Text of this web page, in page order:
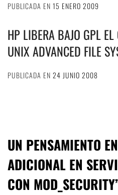
PUBLICADA EN 15 ENERO 2009
HP LIBERA BAJO GPL
UNIX ADVANCED FILE
PUBLICADA EN 24 JUNIO 2008
UN PENSAMIENTO
ADICIONAL EN
CON MOD_SECURITY